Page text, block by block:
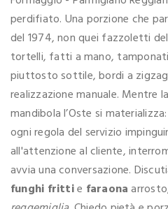
perdifiato. Una porzione che
del 1974, non quei fazzoletti
tortelli, fatti a mano, tamponati
piuttosto sottile, bordi a
realizzazione manuale. Mentre
mandibola l’Oste si materializza:
ogni regola del servizio
all'attenzione al cliente,
avvia una conversazione.
funghi frittie faraona